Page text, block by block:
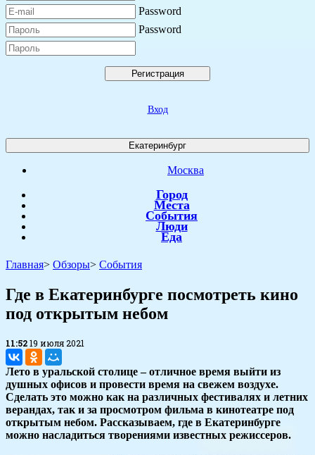
Password
Password
Регистрация
Вход
Екатеринбург
Москва
Город
Места
События
Люди
Еда
Главная> Обзоры> События
Где в Екатеринбурге посмотреть кино
под открытым небом
11:5219 июля 2021
Лето в уральской столице – отличное время выйти из
душных офисов и провести время на свежем воздухе.
Сделать это можно как на различных фестивалях и летних
верандах, так и за просмотром фильма в кинотеатре под
открытым небом. Рассказываем, где в Екатеринбурге
можно насладиться творениями известных режиссеров.